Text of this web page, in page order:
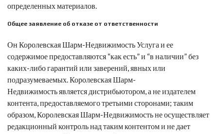
определенных материалов.
Общее заявление об отказе от ответственности
Он Королевская Шарм-НедвижимостьУслуга и ее
содержимое предоставляются “как есть” и “в наличии” без
каких-либо гарантий или заверений, явных или
подразумеваемых.Королевская Шарм-
Недвижимостьявляется дистрибьютором, а не издателем
контента, предоставляемого третьими сторонами; таким
образом,Королевская Шарм-Недвижимостьне осуществляет
редакционный контроль над таким контентом и не дает